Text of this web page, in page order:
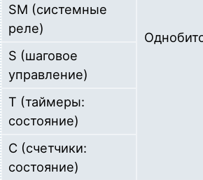
SM (системные
реле)
S (шаговое
управление)
T (таймеры:
состояние)
C (счетчики:
состояние)